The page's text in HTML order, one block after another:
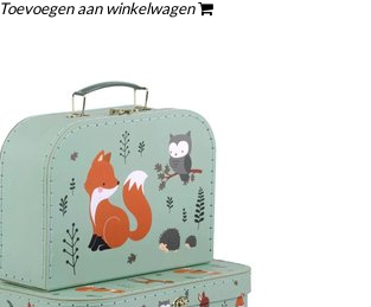
Toevoegen aan winkelwagen